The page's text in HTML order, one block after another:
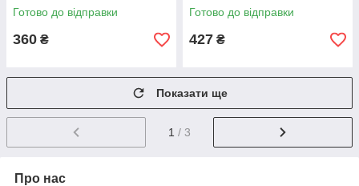
Готово до відправки
360 ₴
Готово до відправки
427 ₴
Показати ще
1 / 3
Про нас